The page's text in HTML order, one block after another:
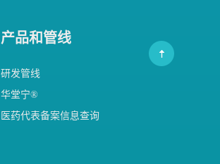
产品和管线
研发管线
华堂宁®
医药代表备案信息查询